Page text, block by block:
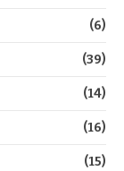
(6)
(39)
(14)
(16)
(15)